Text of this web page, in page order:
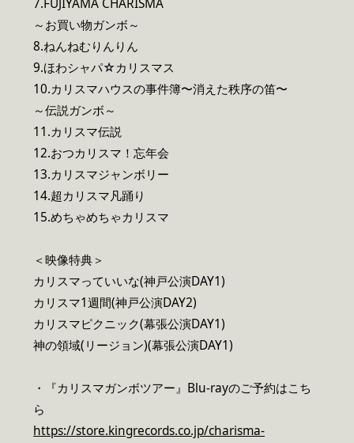
7.FUJIYAMA CHARISMA
～お買い物ガンボ～
8.ねんねむりんりん
9.ほわシャパ☆カリスマス
10.カリスマハウスの事件簿〜消えた秩序の笛〜
～伝説ガンボ～
11.カリスマ伝説
12.おつカリスマ！忘年会
13.カリスマジャンボリー
14.超カリスマ凡踊り
15.めちゃめちゃカリスマ
＜映像特典＞
カリスマっていいな(神戸公演DAY1)
カリスマ1週間(神戸公演DAY2)
カリスマピクニック(幕張公演DAY1)
神の領域(リージョン)(幕張公演DAY1)
・『カリスマガンボツアー』Blu-rayのご予約はこち
ら
https://store.kingrecords.co.jp/charisma-